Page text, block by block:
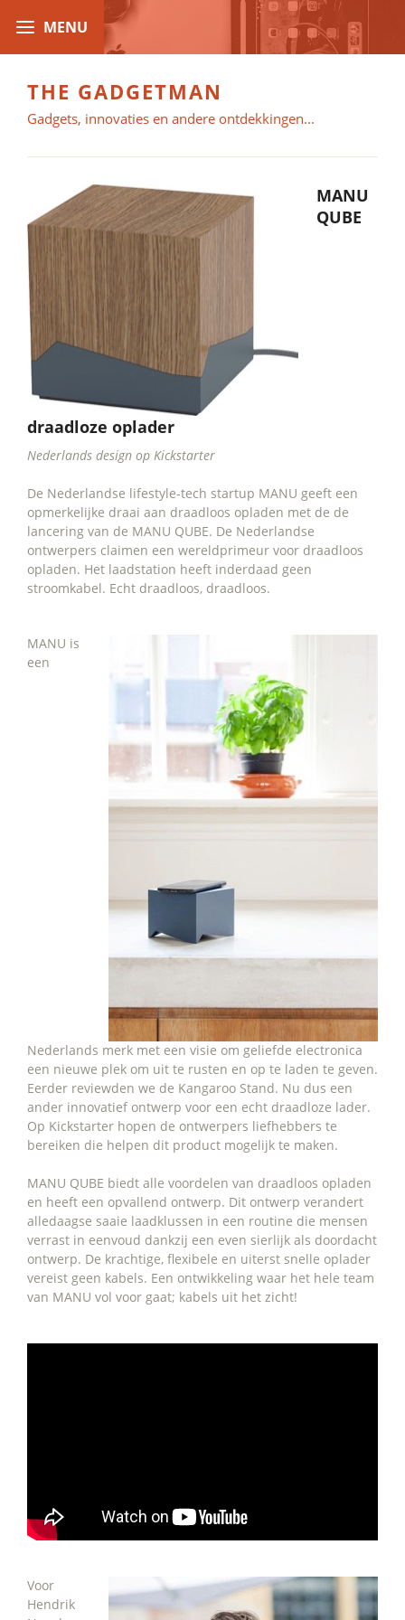
THE GADGETMAN
Gadgets, innovaties en andere ontdekkingen...
MANU
QUBE
draadloze oplader
Nederlands design op Kickstarter
De Nederlandse lifestyle-tech startup MANU geeft een
opmerkelijke draai aan draadloos opladen met de de
lancering van de MANU QUBE. De Nederlandse
ontwerpers claimen een wereldprimeur voor draadloos
opladen. Het laadstation heeft inderdaad geen
stroomkabel. Echt draadloos, draadloos.
MANU is
een
Nederlands merk met een visie om geliefde electronica
een nieuwe plek om uit te rusten en op te laden te geven.
Eerder reviewden we de Kangaroo Stand. Nu dus een
ander innovatief ontwerp voor een echt draadloze lader.
Op Kickstarter hopen de ontwerpers liefhebbers te
bereiken die helpen dit product mogelijk te maken.
MANU QUBE biedt alle voordelen van draadloos opladen
en heeft een opvallend ontwerp. Dit ontwerp verandert
alledaagse saaie laadklussen in een routine die mensen
verrast in eenvoud dankzij een even sierlijk als doordacht
ontwerp. De krachtige, flexibele en uiterst snelle oplader
vereist geen kabels. Een ontwikkeling waar het hele team
van MANU vol voor gaat; kabels uit het zicht!
Voor
Hendrik